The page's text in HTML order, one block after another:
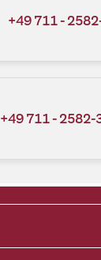
+49 711 -
+49 711 - 2582-